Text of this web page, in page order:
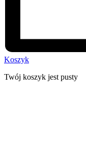
Koszyk
Twój koszyk jest pusty